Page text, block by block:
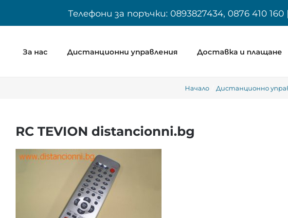
Телефони за поръчки: 0893827434, 0876 410
За нас Дистанционни управления Доставка и плащане
Начало Дистанционно
RC TEVION distancionni.bg